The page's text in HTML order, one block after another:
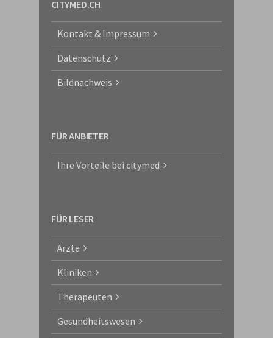
CITYMED.CH
Kontakt & Impressum
Datenschutz
Bildnachweis
FÜR ANBIETER
Ihre Vorteile bei citymed
FÜR LESER
Ärzte
Kliniken
Therapeuten
Gesundheitswesen